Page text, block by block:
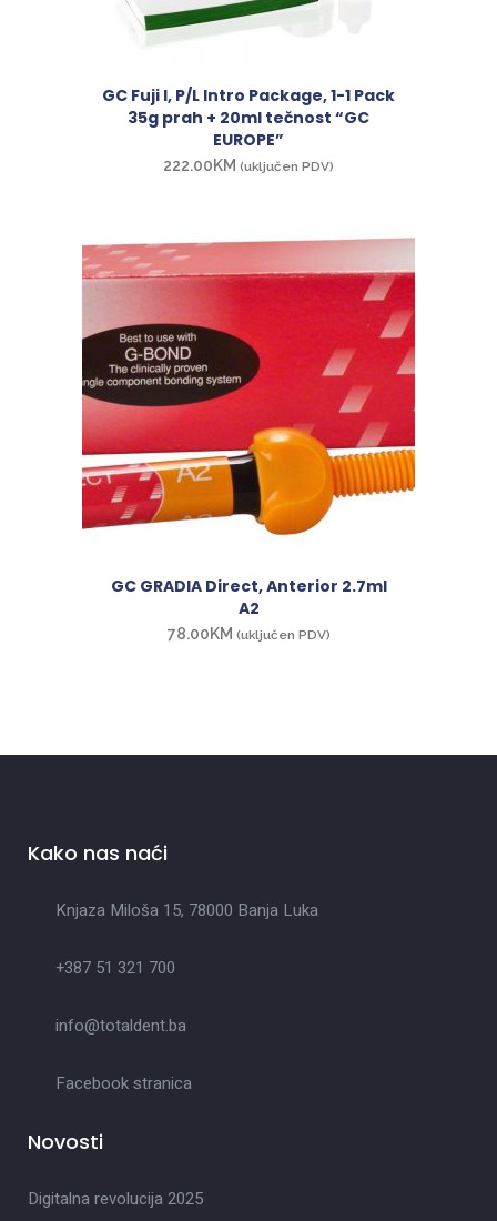
GC Fuji I, P/L Intro Package, 1-1 Pack
35g prah + 20ml tečnost “GC
EUROPE”
222.00KM (uključen PDV)
GC GRADIA Direct, Anterior 2.7ml
A2
78.00KM (uključen PDV)
Kako nas naći
Knjaza Miloša 15, 78000 Banja Luka
+387 51 321 700
info@totaldent.ba
Facebook stranica
Novosti
Digitalna revolucija 2025